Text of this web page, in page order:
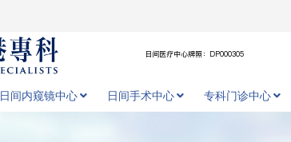
日间医疗中心牌照：DP000305
日间内窥镜中心 日间手术中心 专科门诊中心